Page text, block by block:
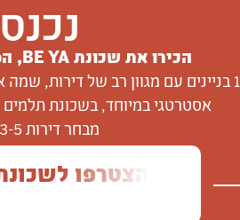
הכירו את שכונת BE YA,
אסטרטגי במיוחד, בשכונת
מבחר דירות 3-5 חדרים, דירות גן ופנטהאוזים בסטנדרט בלתי מתפשר